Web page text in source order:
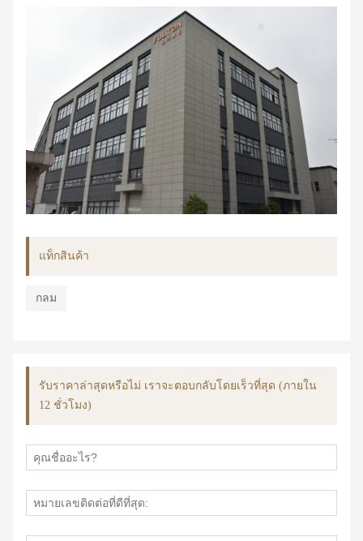
แท็กสินค้า
กลม
รับราคาล่าสุดหรือไม่ เราจะตอบกลับโดยเร็วที่สุด (ภายใน
12 ชั่วโมง)